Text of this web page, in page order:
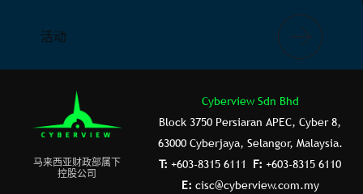
活动
⻢来⻄亚财政部属下
控股公司
Cyberview Sdn Bhd
Block 3750 Persiaran APEC, Cyber 8,
63000 Cyberjaya, Selangor, Malaysia.
T: +603-8315 6111 F: +603-8315 6110
E: cisc@cyberview.com.my